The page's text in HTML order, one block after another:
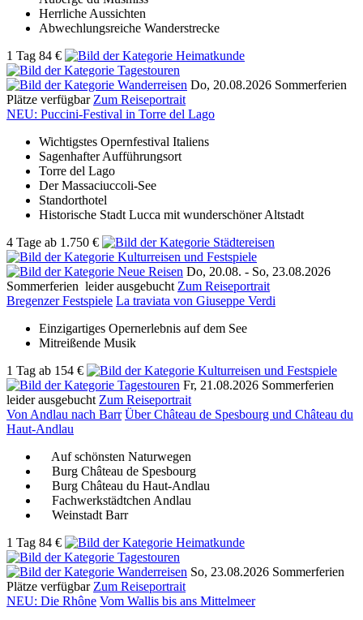
Herrliche Aussichten
Abwechlungsreiche Wanderstrecke
1 Tag 84 €
Do, 20.08.2026 Sommerferien
Plätze verfügbar Zum Reiseportrait
NEU: Puccini-Festival in Torre del Lago
Wichtigstes Opernfestival Italiens
Sagenhafter Aufführungsort
Torre del Lago
Der Massaciuccoli-See
Standorthotel
Historische Stadt Lucca mit wunderschöner Altstadt
4 Tage ab 1.750 €
Do, 20.08. - So, 23.08.2026
Sommerferien leider ausgebucht Zum Reiseportrait
Bregenzer Festspiele La traviata von Giuseppe Verdi
Einzigartiges Opernerlebnis auf dem See
Mitreißende Musik
1 Tag ab 154 €
Fr, 21.08.2026 Sommerferien
leider ausgebucht Zum Reiseportrait
Von Andlau nach Barr Über Château de Spesbourg und Château du
Haut-Andlau
Auf schönsten Naturwegen
Burg Château de Spesbourg
Burg Château du Haut-Andlau
Fachwerkstädtchen Andlau
Weinstadt Barr
1 Tag 84 €
So, 23.08.2026 Sommerferien
Plätze verfügbar Zum Reiseportrait
NEU: Die Rhône Vom Wallis bis ans Mittelmeer